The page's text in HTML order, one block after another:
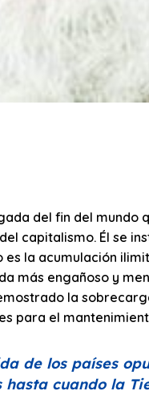
del fin del mundo
capitalismo. Él se
es la acumulación
más engañoso y
la
para el
de los países
hasta cuando la